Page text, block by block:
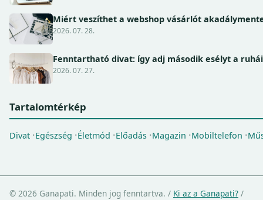
Miért veszíthet a webshop vásárlót
2026. 07. 28.
Fenntartható divat: így adj második esélyt a
2026. 07. 27.
Tartalomtérkép
Divat Egészség Életmód Előadás Magazin Mobiltelefon
© 2026 Ganapati. Minden jog fenntartva. / Ki az a Ganapati? /